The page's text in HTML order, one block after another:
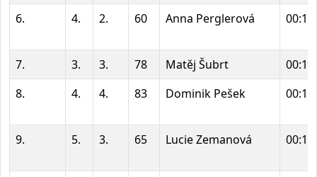
6. 4. 2. 60 Anna Perglerová
7. 3. 3. 78 Matěj Šubrt
8.
4. 4. 83 Dominik Pešek
9. 5. 3. 65 Lucie Zemanová